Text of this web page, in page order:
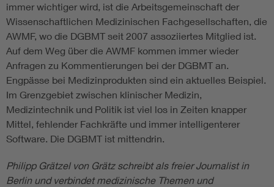
immer wichtiger wird, ist die Arbeitsgemeinschaft der
Wissenschaftlichen Medizinischen Fachgesellschaften, die
AWMF, wo die DGBMT seit 2007 assoziiertes Mitglied ist.
Auf dem Weg über die AWMF kommen immer wieder
Anfragen zu Kommentierungen bei der DGBMT an.
Engpässe bei Medizinprodukten sind ein aktuelles Beispiel.
Im Grenzgebiet zwischen klinischer Medizin,
Medizintechnik und Politik ist viel los in Zeiten knapper
Mittel, fehlender Fachkräfte und immer intelligenterer
Software. Die DGBMT ist mittendrin.
Philipp Grätzel von Grätz schreibt als freier Journalist in
Berlin und verbindet medizinische Themen und